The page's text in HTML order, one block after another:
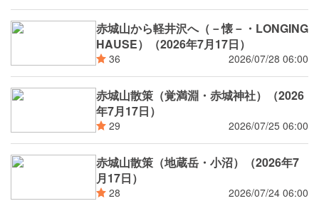
赤城山から軽井沢へ（－懐－・LONGING
HAUSE）（2026年7月17日）
36 2026/07/28 06:00
赤城山散策（覚満淵・赤城神社）（2026
年7月17日）
29 2026/07/25 06:00
赤城山散策（地蔵岳・小沼）（2026年7
月17日）
28 2026/07/24 06:00